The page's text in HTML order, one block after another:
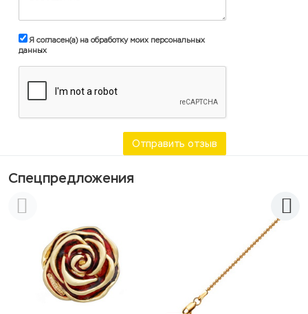
Я согласен(а) на обработку моих персональных
данных
Отправить отзыв
Спецпредложения